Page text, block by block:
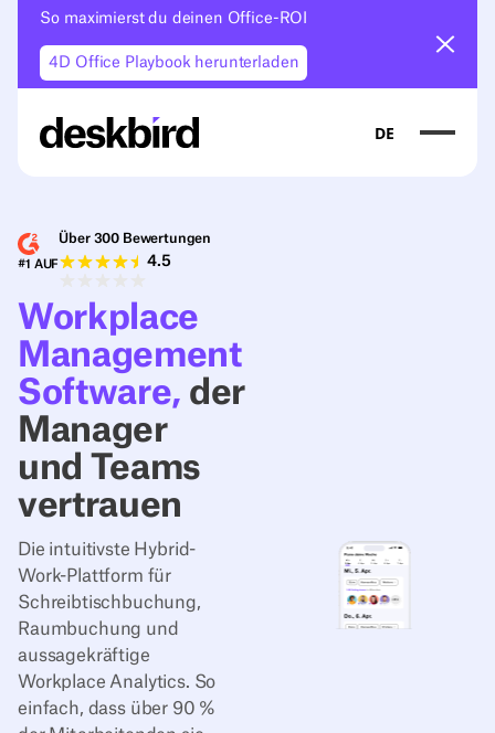
So maximierst du deinen Office-ROI
4D Office Playbook herunterladen
DE
#1 AUF
Über 300 Bewertungen
4.5
Workplace
Management
Software, der
Manager
und Teams
vertrauen
Die intuitivste Hybrid-
Work-Plattform für
Schreibtischbuchung,
Raumbuchung und
aussagekräftige
Workplace Analytics. So
einfach, dass über 90 %